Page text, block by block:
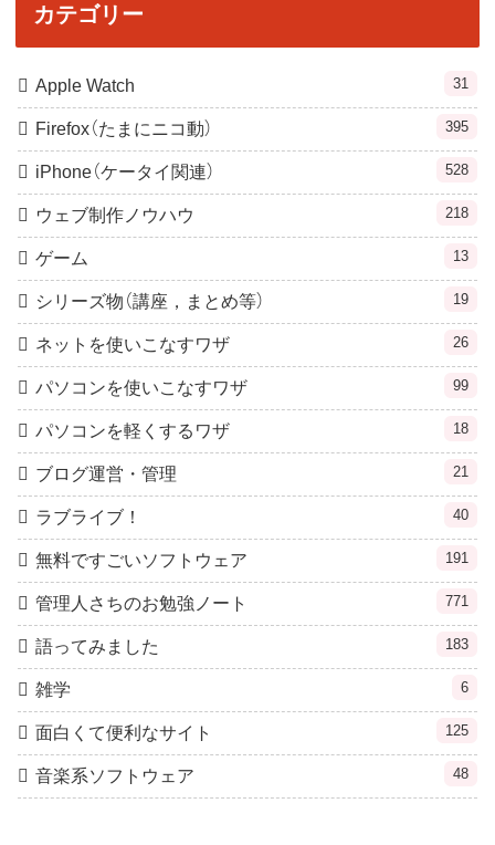
カテゴリー
Apple Watch 31
Firefox（たまにニコ動） 395
iPhone（ケータイ関連） 528
ウェブ制作ノウハウ 218
ゲーム 13
シリーズ物（講座，まとめ等） 19
ネットを使いこなすワザ 26
パソコンを使いこなすワザ 99
パソコンを軽くするワザ 18
ブログ運営・管理 21
ラブライブ！ 40
無料ですごいソフトウェア 191
管理人さちのお勉強ノート 771
語ってみました 183
雑学 6
面白くて便利なサイト 125
音楽系ソフトウェア 48